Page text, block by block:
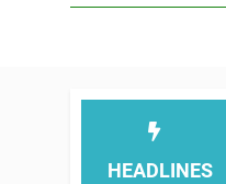
HEADLINES
voćne svežine i